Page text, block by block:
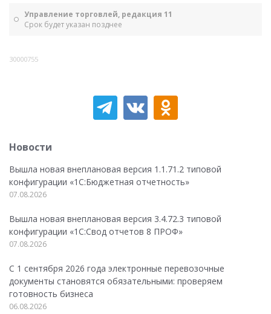
Управление торговлей, редакция 11
Срок будет указан позднее
30000755
Новости
Вышла новая внеплановая версия 1.1.71.2 типовой
конфигурации «1C:Бюджетная отчетность»
07.08.2026
Вышла новая внеплановая версия 3.4.72.3 типовой
конфигурации «1C:Свод отчетов 8 ПРОФ»
07.08.2026
С 1 сентября 2026 года электронные перевозочные
документы становятся обязательными: проверяем
готовность бизнеса
06.08.2026